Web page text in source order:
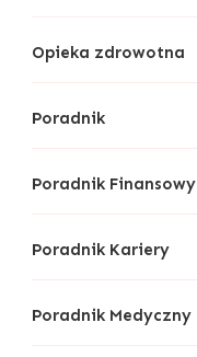
Opieka zdrowotna
Poradnik
Poradnik Finansowy
Poradnik Kariery
Poradnik Medyczny